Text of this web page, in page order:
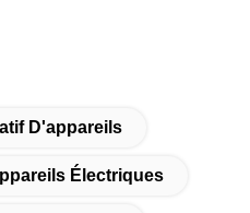
D'appareils
Électriques